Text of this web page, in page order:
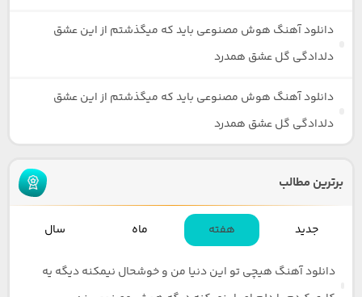
دانلود آهنگ هوش مصنوعی باید که میگذشتم از این عشق
دلدادگی گل عشق همدرد
دانلود آهنگ هوش مصنوعی باید که میگذشتم از این عشق
دلدادگی گل عشق همدرد
برترین مطالب
جدید هفته ماه سال
دانلود آهنگ هیچی تو این دنیا من و خوشحال نیمکنه دیگه یه